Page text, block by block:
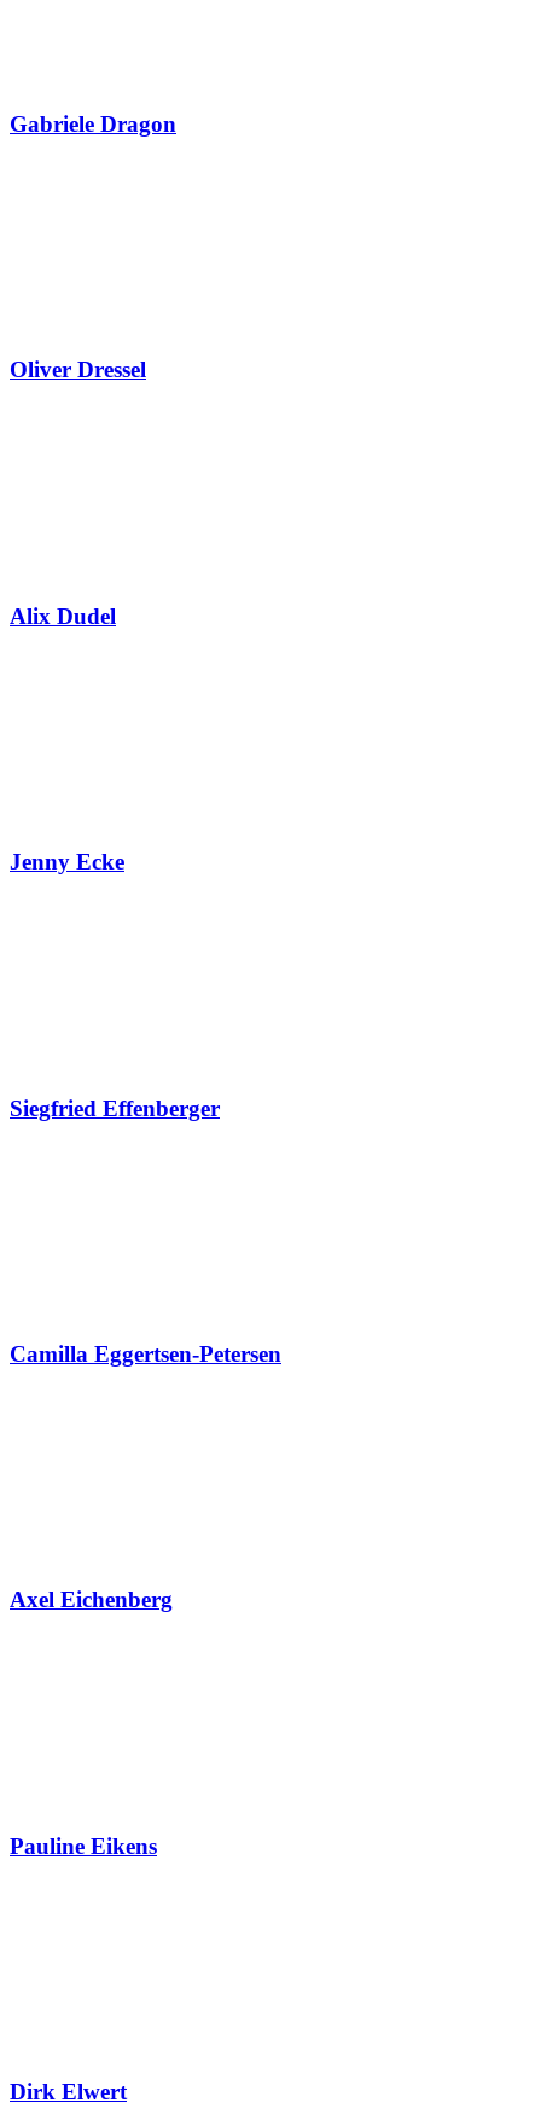
Gabriele Dragon
Oliver Dressel
Alix Dudel
Jenny Ecke
Siegfried Effenberger
Camilla Eggertsen-Petersen
Axel Eichenberg
Pauline Eikens
Dirk Elwert